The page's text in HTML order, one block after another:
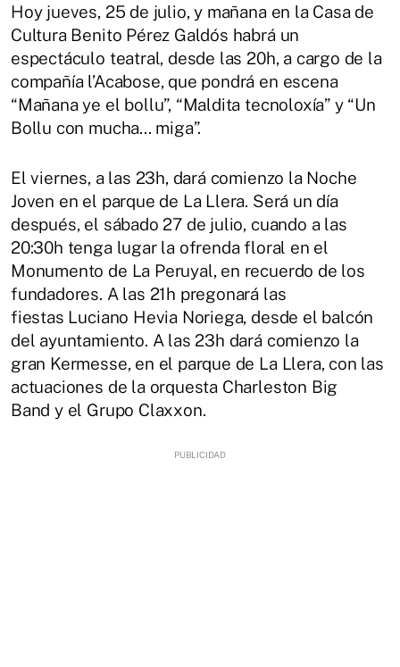
Hoy jueves, 25 de julio, y mañana en la Casa de
Cultura Benito Pérez Galdós habrá un
espectáculo teatral, desde las 20h, a cargo de la
compañía l’Acabose, que pondrá en escena
“Mañana ye el bollu”, “Maldita tecnoloxía” y “Un
Bollu con mucha... miga”.
El viernes, a las 23h, dará comienzo la Noche
Joven en el parque de La Llera. Será un día
después, el sábado 27 de julio, cuando a las
20:30h tenga lugar la ofrenda floral en el
Monumento de La Peruyal, en recuerdo de los
fundadores. A las 21h pregonará las
fiestas Luciano Hevia Noriega, desde el balcón
del ayuntamiento. A las 23h dará comienzo la
gran Kermesse, en el parque de La Llera, con las
actuaciones de la orquesta Charleston Big
Band y el Grupo Claxxon.